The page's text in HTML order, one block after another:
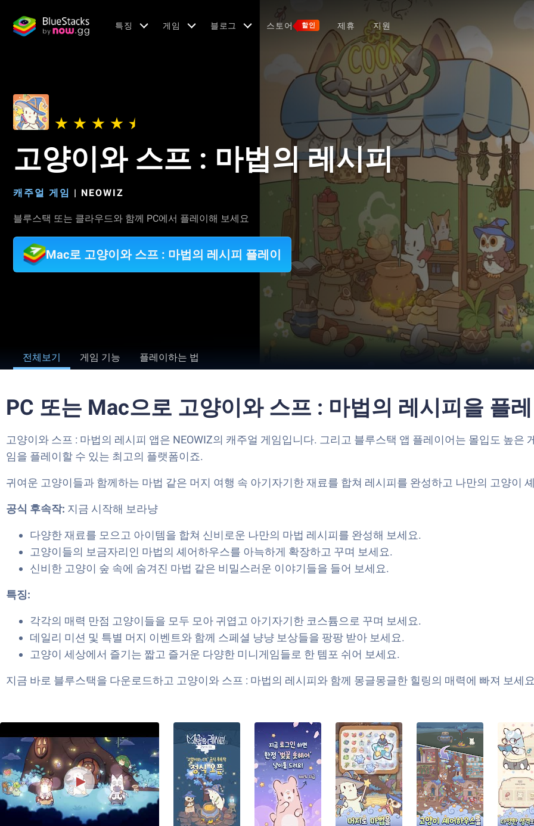
특징 게임 블로그 스토어 할인 제휴 지원
고양이와 스프 : 마법의 레시피
캐주얼 게임 | NEOWIZ
블루스택 또는 클라우드와 함께 PC에서 플레이해 보세요
Mac로 고양이와 스프 : 마법의 레시피 플레이
전체보기 게임 기능 플레이하는 법
PC 또는 Mac으로 고양이와 스프 : 마법의 레시피을 플
고양이와 스프 : 마법의 레시피 앱은 NEOWIZ의 캐주얼 게임입니다. 그리고 블루스택 앱 플레이어는 몰입도 높
임을 플레이할 수 있는 최고의 플랫폼이죠.
귀여운 고양이들과 함께하는 마법 같은 머지 여행 속 아기자기한 재료를 합쳐 레시피를 완성하고 나만의 고양이
공식 후속작: 지금 시작해 보라냥
다양한 재료를 모으고 아이템을 합쳐 신비로운 나만의 마법 레시피를 완성해 보세요.
고양이들의 보금자리인 마법의 셰어하우스를 아늑하게 확장하고 꾸며 보세요.
신비한 고양이 숲 속에 숨겨진 마법 같은 비밀스러운 이야기들을 들어 보세요.
특징:
각각의 매력 만점 고양이들을 모두 모아 귀엽고 아기자기한 코스튬으로 꾸며 보세요.
데일리 미션 및 특별 머지 이벤트와 함께 스페셜 냥냥 보상들을 팡팡 받아 보세요.
고양이 세상에서 즐기는 짧고 즐거운 다양한 미니게임들로 한 템포 쉬어 보세요.
지금 바로 블루스택을 다운로드하고 고양이와 스프 : 마법의 레시피와 함께 몽글몽글한 힐링의 매력에 빠져 보세